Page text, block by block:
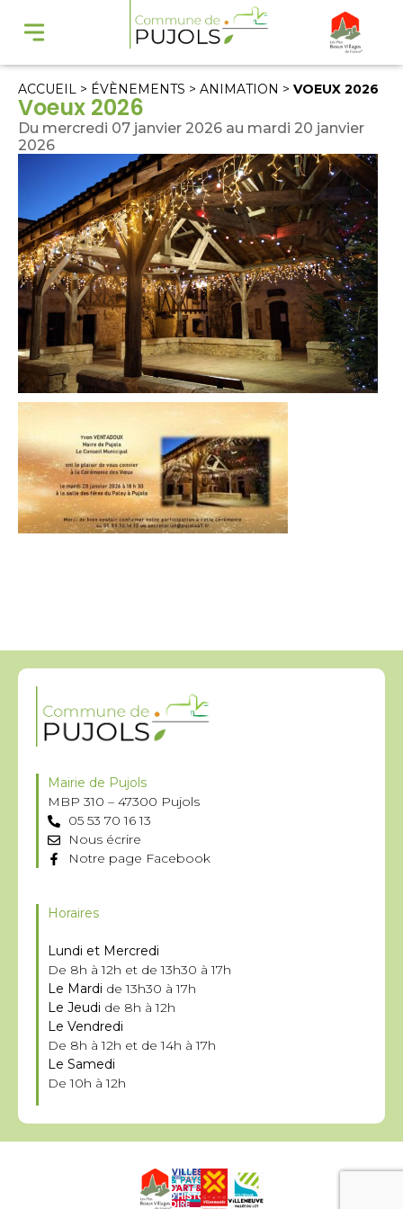
ACCUEIL > ÉVÈNEMENTS > ANIMATION > VOEUX 2026
Voeux 2026
Du mercredi 07 janvier 2026 au mardi 20 janvier
2026
Mairie de Pujols
MBP 310 – 47300 Pujols
05 53 70 16 13
Nous écrire
Notre page Facebook
Horaires
Lundi et Mercredi
De 8h à 12h et de 13h30 à 17h
Le Mardi de 13h30 à 17h
Le Jeudi de 8h à 12h
Le Vendredi
De 8h à 12h et de 14h à 17h
Le Samedi
De 10h à 12h